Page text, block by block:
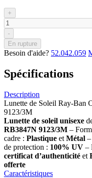
+
-
En rupture
Besoin d'aide? 52.042.059
Spécifications
Description
Lunette de Soleil Ray-Ban
9123/3M
Lunette de soleil unisexe
RB3847N 9123/3M –
cadre : Plastique et Métal
de protection : 100% UV –
certificat d’authenticité et
offerte
Caractéristiques